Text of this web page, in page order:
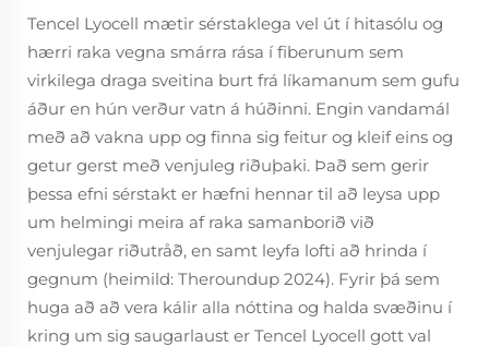
Tencel Lyocell mætir sérstaklega vel út í hitasólu og
hærri raka vegna smárra rása í fiberunum sem
virkilega draga sveitina burt frá líkamanum sem gufu
áður en hún verður vatn á húðinni. Engin vandamál
með að vakna upp og finna sig feitur og kleif eins og
getur gerst með venjuleg riðuþaki. Það sem gerir
þessa efni sérstakt er hæfni hennar til að leysa upp
um helmingi meira af raka samanborið við
venjulegar riðutråð, en samt leyfa lofti að hrinda í
gegnum (heimild: Theroundup 2024). Fyrir þá sem
huga að að vera kálir alla nóttina og halda svæðinu í
kring um sig saugarlaust er Tencel Lyocell gott val